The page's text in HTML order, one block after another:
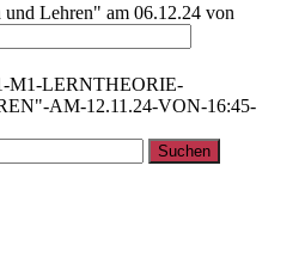
!Infohier
?
Lehren" am 06.12.24 von
M1-LERNTHEORIE-
AM-12.11.24-VON-16:45-